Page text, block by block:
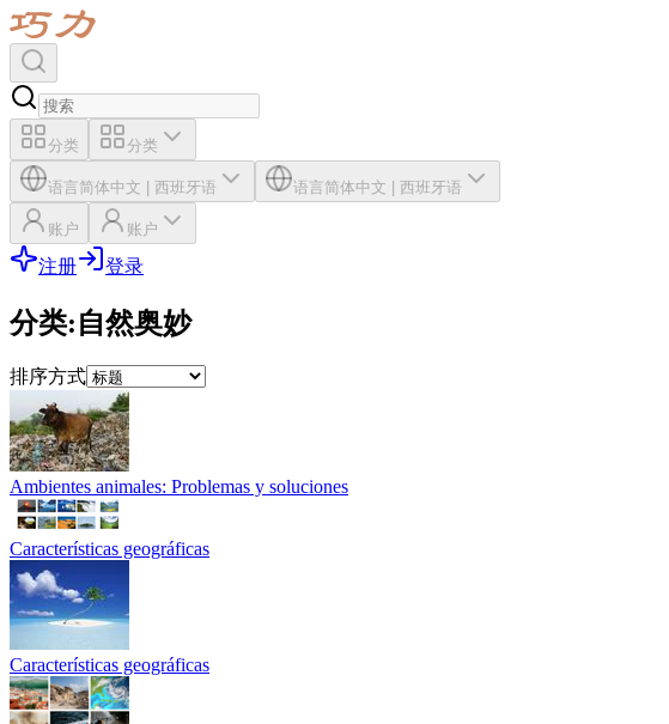
分类 分类
语言简体中文 | 西班牙语 语言简体中文 | 西班牙语
账户 账户
注册 登录
分类:自然奥妙
排序方式
Ambientes animales: Problemas y soluciones
Características geográficas
Características geográficas